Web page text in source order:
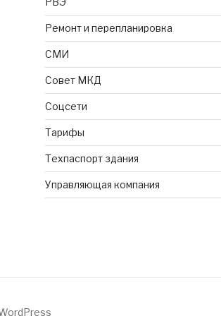
Ремонт и перепланировка
СМИ
Совет МКД
Соцсети
Тарифы
Техпаспорт здания
Управляющая компания